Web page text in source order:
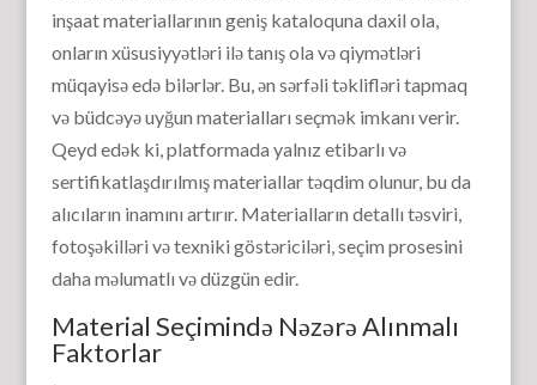
inşaat materiallarının geniş kataloquna daxil ola,
onların xüsusiyyətləri ilə tanış ola və qiymətləri
müqayisə edə bilərlər. Bu, ən sərfəli təklifləri tapmaq
və büdcəyə uyğun materialları seçmək imkanı verir.
Qeyd edək ki, platformada yalnız etibarlı və
sertifikatlaşdırılmış materiallar təqdim olunur, bu da
alıcıların inamını artırır. Materialların detallı təsviri,
fotoşəkilləri və texniki göstəriciləri, seçim prosesini
daha məlumatlı və düzgün edir.
Material Seçimində Nəzərə Alınmalı
Faktorlar